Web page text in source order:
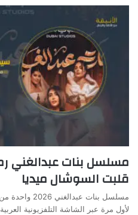
قلبت السوشال ميديا
مسلسل بنات
لأول مرة عبر الشاشة التلفزيونية